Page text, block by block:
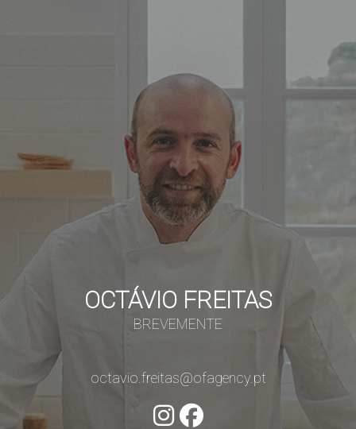
OCTÁVIO FREITAS
BREVEMENTE
octavio.freitas@ofagency.pt